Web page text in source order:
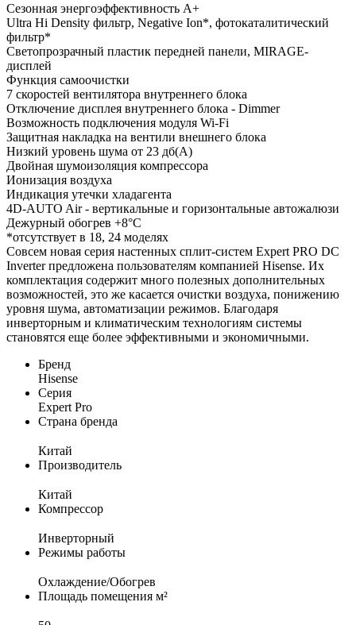
Сезонная энергоэффективность A+
Ultra Hi Density фильтр, Negative Ion*, фотокаталитический
фильтр*
Светопрозрачный пластик передней панели, MIRAGE-
дисплей
Функция самоочистки
7 скоростей вентилятора внутреннего блока
Отключение дисплея внутреннего блока - Dimmer
Возможность подключения модуля Wi-Fi
Защитная накладка на вентили внешнего блока
Низкий уровень шума от 23 дб(А)
Двойная шумоизоляция компрессора
Ионизация воздуха
Индикация утечки хладагента
4D-AUTO Air - вертикальные и горизонтальные автожалюзи
Дежурный обогрев +8°С
*отсутствует в 18, 24 моделях
Совсем новая серия настенных сплит-систем Expert PRO DC
Inverter предложена пользователям компанией Hisense. Их
комплектация содержит много полезных дополнительных
возможностей, это же касается очистки воздуха, понижению
уровня шума, автоматизации режимов. Благодаря
инверторным и климатическим технологиям системы
становятся еще более эффективными и экономичными.
Бренд
Hisense
Серия
Expert Pro
Страна бренда
Китай
Производитель
Китай
Компрессор
Инверторный
Режимы работы
Охлаждение/Обогрев
Площадь помещения м²